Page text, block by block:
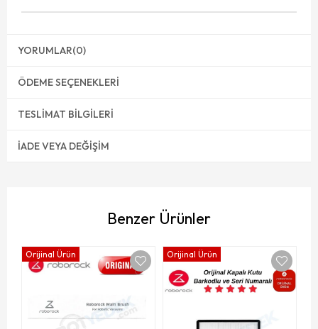
YORUMLAR(0)
ÖDEME SEÇENEKLERI
TESLIMAT BILGILERI
İADE VEYA DEĞIŞIM
Benzer Ürünler
Orijinal Ürün Orijinal Ürün